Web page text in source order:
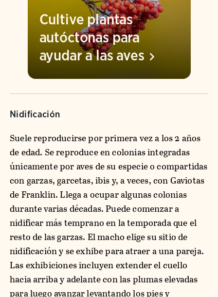
Cultive plantas
autóctonas para
ayudar a las aves
Nidificación
Suele reproducirse por primera vez a los 2 años
de edad. Se reproduce en colonias integradas
únicamente por aves de su especie o compartidas
con garzas, garcetas, ibis y, a veces, con Gaviotas
de Franklin. Llega a ocupar algunas colonias
durante varias décadas. Puede comenzar a
nidificar más temprano en la temporada que el
resto de las garzas. El macho elige su sitio de
nidificación y se exhibe para atraer a una pareja.
Las exhibiciones incluyen extender el cuello
hacia arriba y adelante con las plumas elevadas
para luego avanzar levantando los pies y